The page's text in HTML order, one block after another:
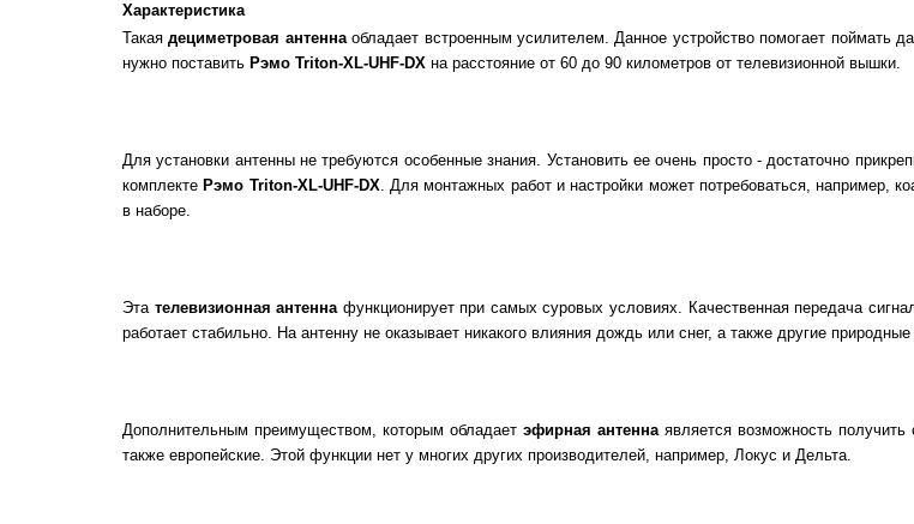
Характеристика
Такаядециметровая антеннаобладает встроенным усилителем. Данное устройство помогает поймать
нужно поставить Рэмо Triton-XL-UHF-DX на расстояние от 60 до 90 километров от телевизионной вышки.
Для установки антенны не требуются особенные знания. Установить ее очень просто - достаточно
комплекте Рэмо Triton-XL-UHF-DX. Для монтажных работ и настройки может потребоваться, например,
в наборе.
Эта телевизионная антеннафункционирует при самых суровых условиях. Качественная передача
работает стабильно. На антенну не оказывает никакого влияния дождь или снег, а также другие
Дополнительным преимуществом, которым обладает эфирная антеннаявляется возможность получить
также европейские. Этой функции нет у многих других производителей, например, Локус и Дельта.